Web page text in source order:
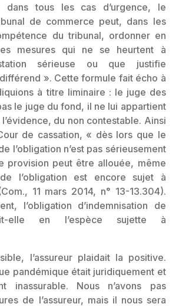
tous les cas d’urgence, le
de commerce peut, dans les
du tribunal, ordonner en
mesures qui ne se heurtent à
sérieuse ou que justifie
différend ». Cette formule fait écho à
à titre liminaire : le juge des
le juge du fond, il ne lui appartient
du non contestable. Ainsi
de cassation, « dès lors que le
l’obligation n’est pas sérieusement
provision peut être allouée, même
l’obligation est encore sujet à
11 mars 2014, n° 13-13.304).
l’obligation d’indemnisation de
elle en l’espèce sujette à
l’assureur plaidait la positive.
pandémique était juridiquement et
inassurable. Nous n’avons pas
de l’assureur, mais il nous sera